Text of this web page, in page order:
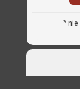
* nie